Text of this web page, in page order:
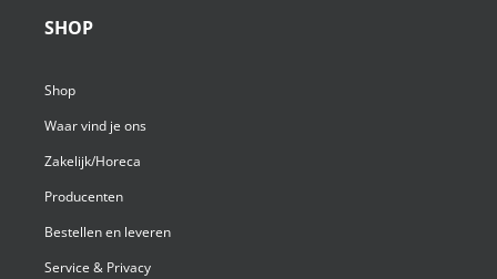
SHOP
Shop
Waar vind je ons
Zakelijk/Horeca
Producenten
Bestellen en leveren
Service & Privacy